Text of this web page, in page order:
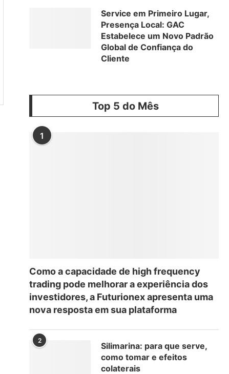
Service em Primeiro Lugar,
Presença Local: GAC
Estabelece um Novo Padrão
Global de Confiança do
Cliente
Top 5 do Mês
1
Como a capacidade de high frequency
trading pode melhorar a experiência dos
investidores, a Futurionex apresenta uma
nova resposta em sua plataforma
2
Silimarina: para que serve,
como tomar e efeitos
colaterais